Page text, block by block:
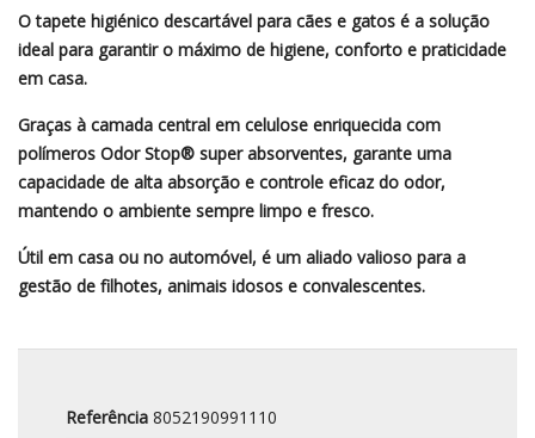
O tapete higiénico descartável para cães e gatos é a solução
ideal para garantir o máximo de higiene, conforto e praticidade
em casa.
Graças à camada central em celulose enriquecida com
polímeros Odor Stop® super absorventes, garante uma
capacidade de alta absorção e controle eficaz do odor,
mantendo o ambiente sempre limpo e fresco.
Útil em casa ou no automóvel, é um aliado valioso para a
gestão de filhotes, animais idosos e convalescentes.
Referência 8052190991110